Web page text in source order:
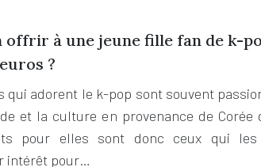
offrir à une jeune fille fan de k-
?
qui adorent le k-pop sont souvent
et la culture en provenance de Corée
pour elles sont donc ceux qui
intérêt pour…